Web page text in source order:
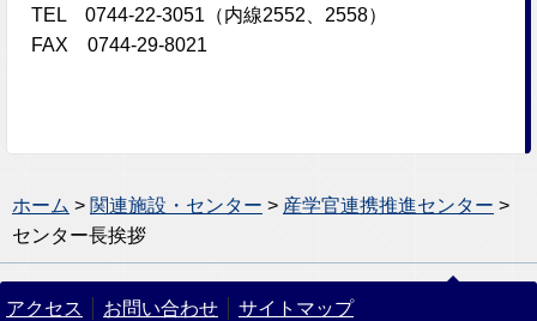
TEL 0744-22-3051（内線2552、2558）
FAX 0744-29-8021
ホーム > 関連施設・センター > 産学官連携推進センター >
センター長挨拶
アクセス お問い合わせ
サイトマップ